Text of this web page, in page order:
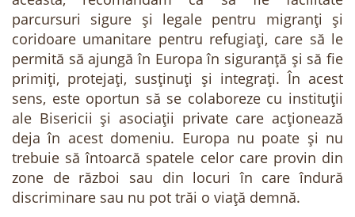
parcursuri sigure și legale pentru migranți și
coridoare umanitare pentru refugiați, care să le
permită să ajungă în Europa în siguranță și să fie
primiți, protejați, susținuți și integrați. În acest
sens, este oportun să se colaboreze cu instituții
ale Bisericii și asociații private care acționează
deja în acest domeniu. Europa nu poate și nu
trebuie să întoarcă spatele celor care provin din
zone de război sau din locuri în care îndură
discriminare sau nu pot trăi o viață demnă.